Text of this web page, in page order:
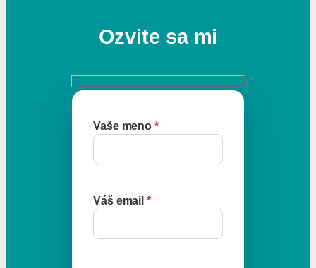
Ozvite sa mi
Vaše meno*
Váš email*